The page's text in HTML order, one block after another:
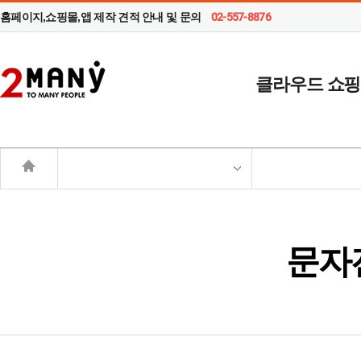
홈페이지,쇼핑몰,앱 제작 견적 안내 및 문의 02-557-8876
클라우드 쇼
문자